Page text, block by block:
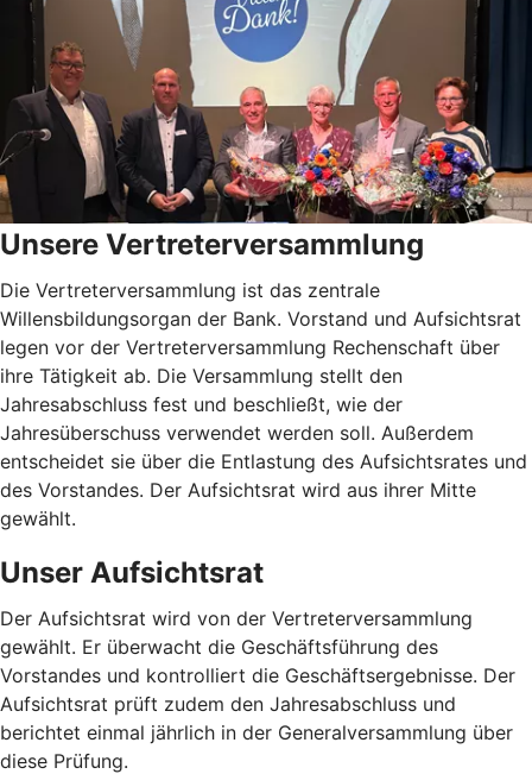
Unsere Vertreterversammlung
Die Vertreterversammlung ist das zentrale
Willensbildungsorgan der Bank. Vorstand und Aufsichtsrat
legen vor der Vertreterversammlung Rechenschaft über
ihre Tätigkeit ab. Die Versammlung stellt den
Jahresabschluss fest und beschließt, wie der
Jahresüberschuss verwendet werden soll. Außerdem
entscheidet sie über die Entlastung des Aufsichtsrates und
des Vorstandes. Der Aufsichtsrat wird aus ihrer Mitte
gewählt.
Unser Aufsichtsrat
Der Aufsichtsrat wird von der Vertreterversammlung
gewählt. Er überwacht die Geschäftsführung des
Vorstandes und kontrolliert die Geschäftsergebnisse. Der
Aufsichtsrat prüft zudem den Jahresabschluss und
berichtet einmal jährlich in der Generalversammlung über
diese Prüfung.